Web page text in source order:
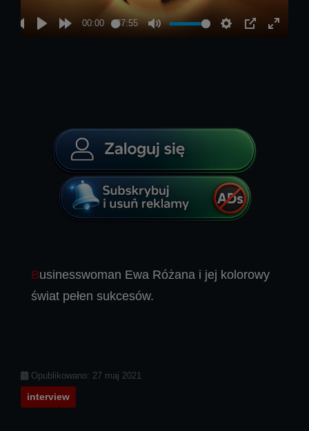
Businesswoman Ewa Różana i jej kolorowy
świat pełen sukcesów.
Szczegóły
Opublikowano: 27 maj 2021
interview